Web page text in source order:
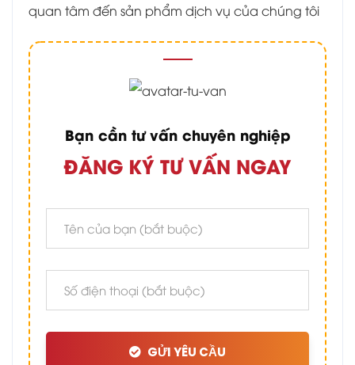
quan tâm đến sản phẩm dịch vụ của chúng tôi
Bạn cần tư vấn chuyên nghiệp
ĐĂNG KÝ TƯ VẤN NGAY
GỬI YÊU CẦU